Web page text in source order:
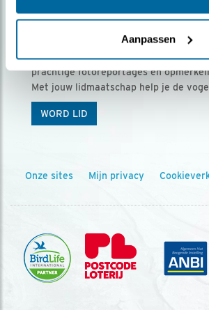
Aanpassen
Ontvang 5 x Vogels voor €
Vogels is het tijdschrift voor onze
prachtige fotoreportages en
Met jouw lidmaatschap help je de
WORD LID
Onze sites Mijn privacy